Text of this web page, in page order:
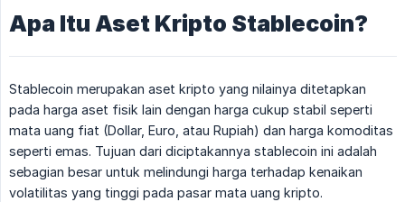
Apa Itu Aset Kripto Stablecoin?
Stablecoin merupakan aset kripto yang nilainya ditetapkan
pada harga aset fisik lain dengan harga cukup stabil seperti
mata uang fiat (Dollar, Euro, atau Rupiah) dan harga komoditas
seperti emas. Tujuan dari diciptakannya stablecoin ini adalah
sebagian besar untuk melindungi harga terhadap kenaikan
volatilitas yang tinggi pada pasar mata uang kripto.